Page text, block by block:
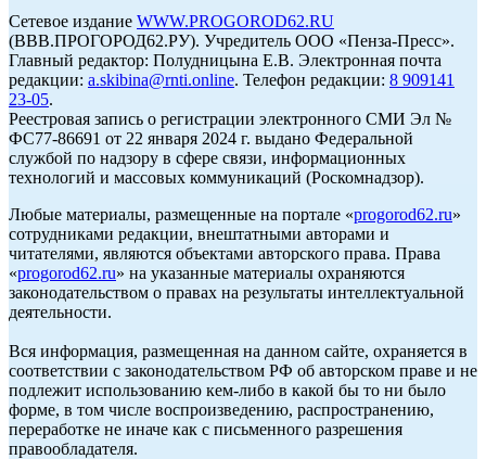
Сетевое издание WWW.PROGOROD62.RU
(ВВВ.ПРОГОРОД62.РУ). Учредитель ООО «Пенза-Пресс».
Главный редактор: Полудницына Е.В. Электронная почта
редакции: a.skibina@rnti.online. Телефон редакции: 8 909141
23-05.
Реестровая запись о регистрации электронного СМИ Эл №
ФС77-86691 от 22 января 2024 г. выдано Федеральной
службой по надзору в сфере связи, информационных
технологий и массовых коммуникаций (Роскомнадзор).
Любые материалы, размещенные на портале «progorod62.ru»
сотрудниками редакции, внештатными авторами и
читателями, являются объектами авторского права. Права
«progorod62.ru» на указанные материалы охраняются
законодательством о правах на результаты интеллектуальной
деятельности.
Вся информация, размещенная на данном сайте, охраняется в
соответствии с законодательством РФ об авторском праве и не
подлежит использованию кем-либо в какой бы то ни было
форме, в том числе воспроизведению, распространению,
переработке не иначе как с письменного разрешения
правообладателя.